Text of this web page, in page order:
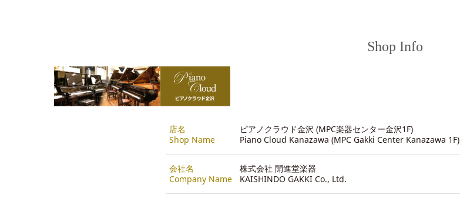
Shop Info
店名
Shop Name
ピアノクラウド金沢 (MPC楽器センター金沢1F)
Piano Cloud Kanazawa (MPC Gakki Center Kanazawa 1F)
会社名
Company Name
株式会社 開進堂楽器
KAISHINDO GAKKI Co., Ltd.